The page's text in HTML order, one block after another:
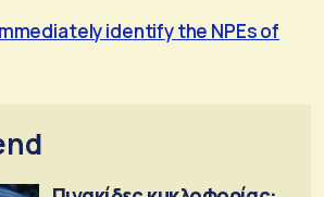
identify the NPEs of